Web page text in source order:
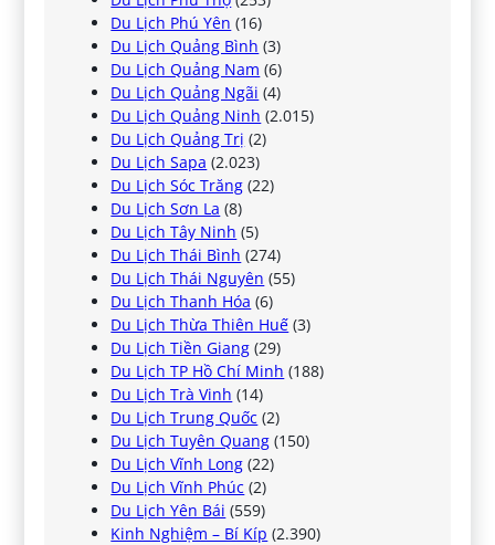
Du Lịch Phú Yên (16)
Du Lịch Quảng Bình (3)
Du Lịch Quảng Nam (6)
Du Lịch Quảng Ngãi (4)
Du Lịch Quảng Ninh (2.015)
Du Lịch Quảng Trị (2)
Du Lịch Sapa (2.023)
Du Lịch Sóc Trăng (22)
Du Lịch Sơn La (8)
Du Lịch Tây Ninh (5)
Du Lịch Thái Bình (274)
Du Lịch Thái Nguyên (55)
Du Lịch Thanh Hóa (6)
Du Lịch Thừa Thiên Huế (3)
Du Lịch Tiền Giang (29)
Du Lịch TP Hồ Chí Minh (188)
Du Lịch Trà Vinh (14)
Du Lịch Trung Quốc (2)
Du Lịch Tuyên Quang (150)
Du Lịch Vĩnh Long (22)
Du Lịch Vĩnh Phúc (2)
Du Lịch Yên Bái (559)
Kinh Nghiệm – Bí Kíp (2.390)